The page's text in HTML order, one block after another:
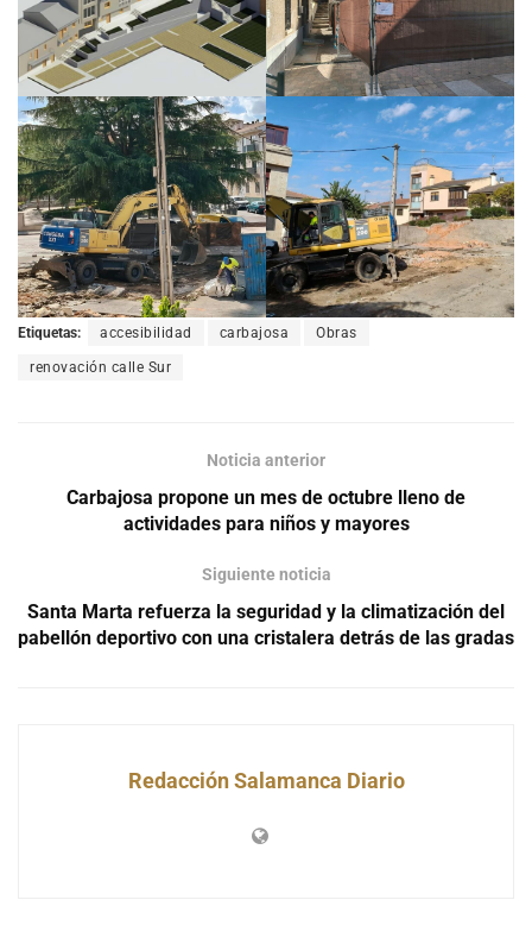
Etiquetas: accesibilidad carbajosa Obras
renovación calle Sur
Noticia anterior
Carbajosa propone un mes de octubre lleno de
actividades para niños y mayores
Siguiente noticia
Santa Marta refuerza la seguridad y la climatización del
pabellón deportivo con una cristalera detrás de las gradas
Redacción Salamanca Diario